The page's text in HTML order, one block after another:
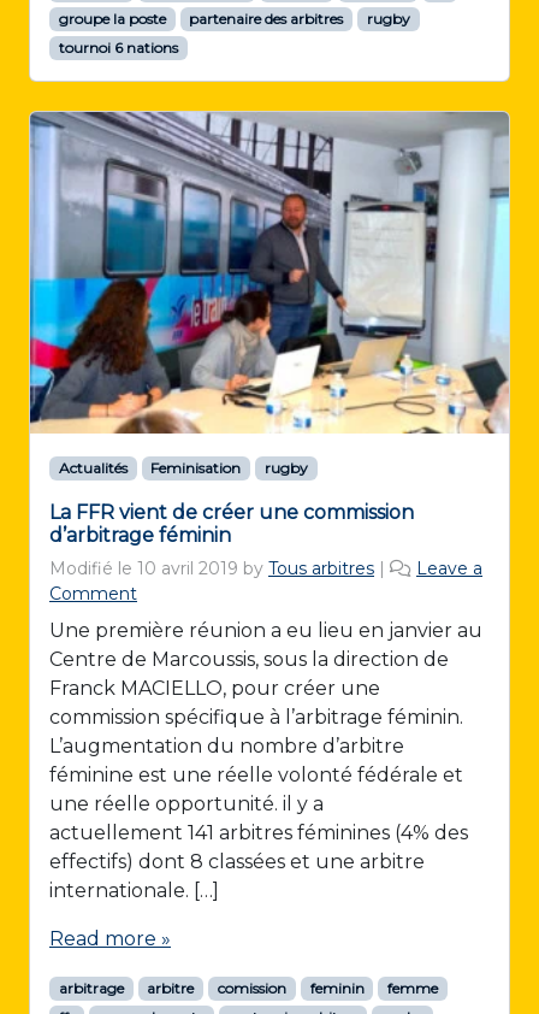
groupe la poste
partenaire des arbitres
rugby
tournoi 6 nations
Actualités Feminisation rugby
La FFR vient de créer une commission
d’arbitrage féminin
Modifié le 10 avril 2019 by Tous arbitres |
Leave a
Comment
Une première réunion a eu lieu en janvier au
Centre de Marcoussis, sous la direction de
Franck MACIELLO, pour créer une
commission spécifique à l’arbitrage féminin.
L’augmentation du nombre d’arbitre
féminine est une réelle volonté fédérale et
une réelle opportunité. il y a
actuellement 141 arbitres féminines (4% des
effectifs) dont 8 classées et une arbitre
internationale. […]
Read more »
arbitrage arbitre comission feminin
femme